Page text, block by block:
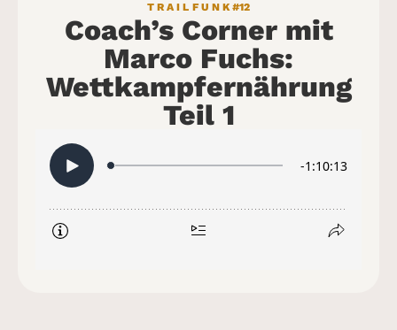
TRAILFUNK#12
Coach’s Corner mit
Marco Fuchs:
Wettkampfernährung
Teil 1